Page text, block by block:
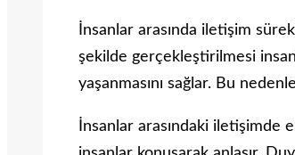
İnsanlar arasında iletişim
şekilde gerçekleştirilmesi
yaşanmasını sağlar. Bu
İnsanlar arasındaki iletişimde